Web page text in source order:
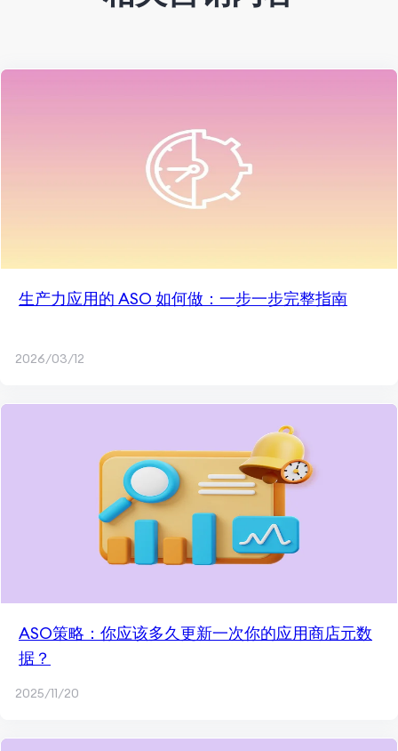
生产力应用的 ASO 如何做：一步一步完整指南
2026/03/12
ASO策略：你应该多久更新一次你的应用商店元数
据？
2025/11/20